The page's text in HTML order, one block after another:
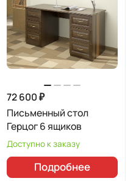
72 600 ₽
Письменный стол
Герцог 6 ящиков
Доступно к заказу
Подробнее